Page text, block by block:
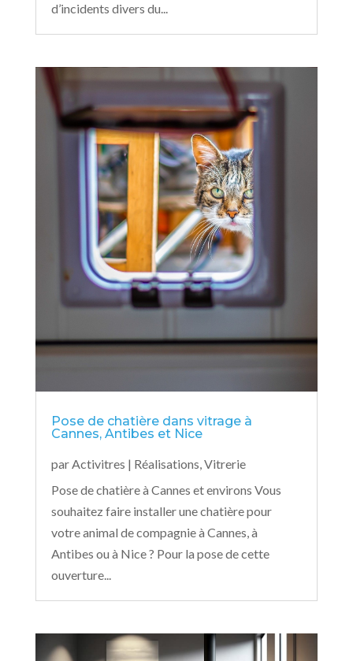
d’incidents divers du...
Pose de chatière dans vitrage à
Cannes, Antibes et Nice
par Activitres | Réalisations Vitrerie
Pose de chatière à Cannes et environs Vous
souhaitez faire installer une chatière pour
votre animal de compagnie à Cannes, à
Antibes ou à Nice ? Pour la pose de cette
ouverture...